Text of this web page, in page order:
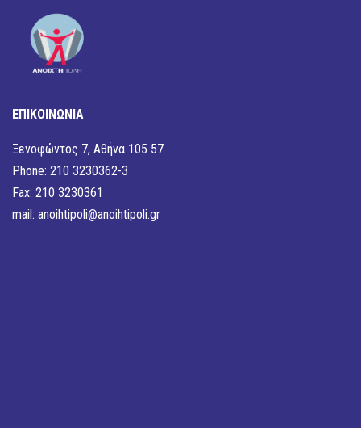
ΕΠΙΚΟΙΝΩΝΙΑ
Ξενοφώντος 7, Αθήνα 105 57
Phone: 210 3230362-3
Fax: 210 3230361
mail: anoihtipoli@anoihtipoli.gr